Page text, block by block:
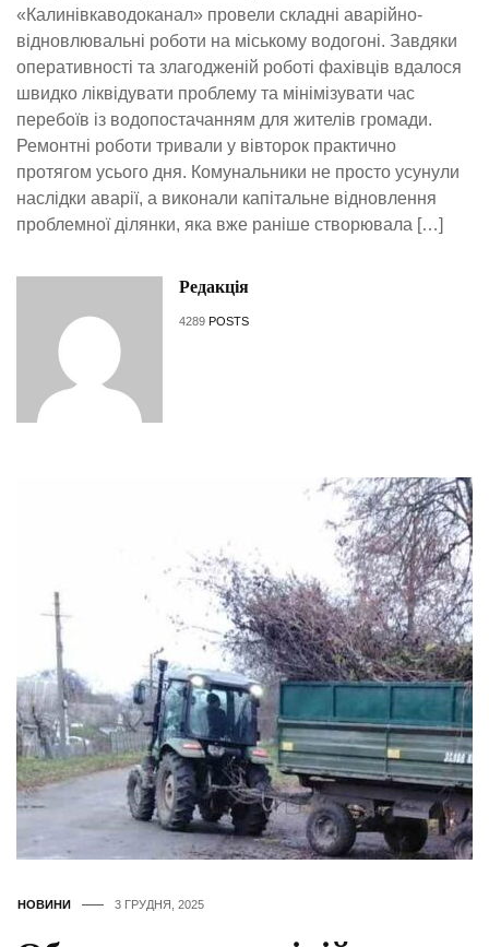
«Калинівкаводоканал» провели складні аварійно-
відновлювальні роботи на міському водогоні. Завдяки
оперативності та злагодженій роботі фахівців вдалося
швидко ліквідувати проблему та мінімізувати час
перебоїв із водопостачанням для жителів громади.
Ремонтні роботи тривали у вівторок практично
протягом усього дня. Комунальники не просто усунули
наслідки аварії, а виконали капітальне відновлення
проблемної ділянки, яка вже раніше створювала […]
Редакція
4289 POSTS
НОВИНИ 3 ГРУДНЯ, 2025